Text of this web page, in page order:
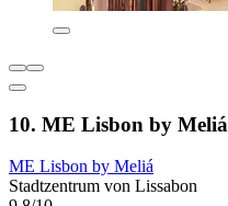
10. ME Lisbon by Meliá
ME Lisbon by Meliá
Stadtzentrum von Lissabon